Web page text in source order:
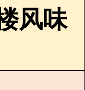
风味